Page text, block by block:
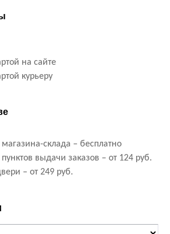
на сайте
курьеру
склада – бесплатно
выдачи заказов – от 124 руб.
– от 249 руб.